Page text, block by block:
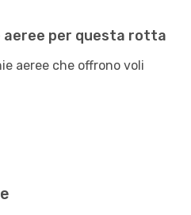
aeree per questa rotta
aeree che offrono voli